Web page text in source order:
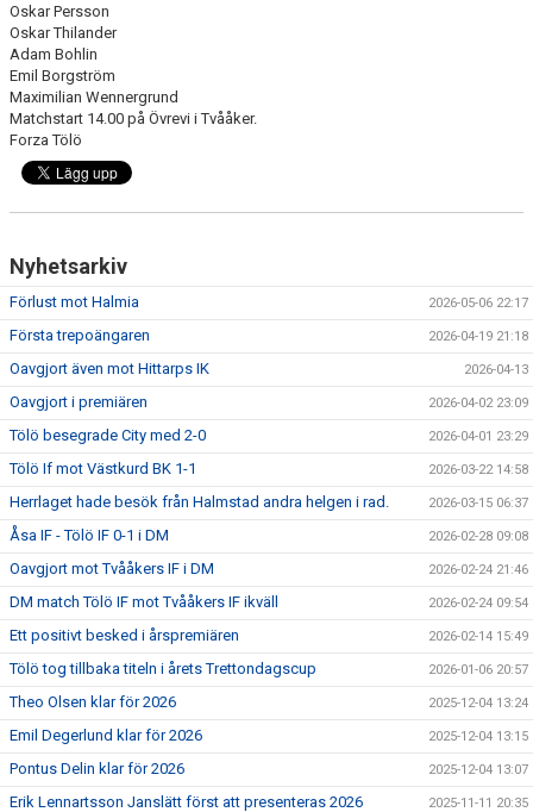
Oskar Persson
Oskar Thilander
Adam Bohlin
Emil Borgström
Maximilian Wennergrund
Matchstart 14.00 på Övrevi i Tvååker.
Forza Tölö
Nyhetsarkiv
Förlust mot Halmia 2026-05-06 22:17
Första trepoängaren 2026-04-19 21:18
Oavgjort även mot Hittarps IK 2026-04-13
Oavgjort i premiären 2026-04-02 23:09
Tölö besegrade City med 2-0 2026-04-01 23:29
Tölö If mot Västkurd BK 1-1 2026-03-22 14:58
Herrlaget hade besök från Halmstad andra helgen i rad. 2026-03-15 06:37
Åsa IF - Tölö IF 0-1 i DM 2026-02-28 09:08
Oavgjort mot Tvååkers IF i DM 2026-02-24 21:46
DM match Tölö IF mot Tvååkers IF ikväll 2026-02-24 09:54
Ett positivt besked i årspremiären 2026-02-14 15:49
Tölö tog tillbaka titeln i årets Trettondagscup 2026-01-06 20:57
Theo Olsen klar för 2026 2025-12-04 13:24
Emil Degerlund klar för 2026 2025-12-04 13:15
Pontus Delin klar för 2026 2025-12-04 13:07
Erik Lennartsson Janslätt först att presenteras 2026 2025-11-11 20:35